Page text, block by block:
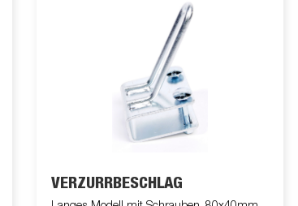
VERZURRBESCHLAG